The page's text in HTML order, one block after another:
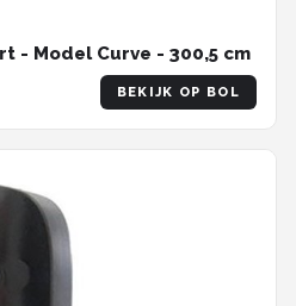
- Model Curve - 300,5 cm
BEKIJK OP BOL